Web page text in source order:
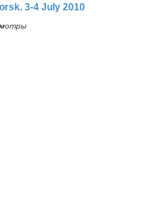
3-4 July 2010